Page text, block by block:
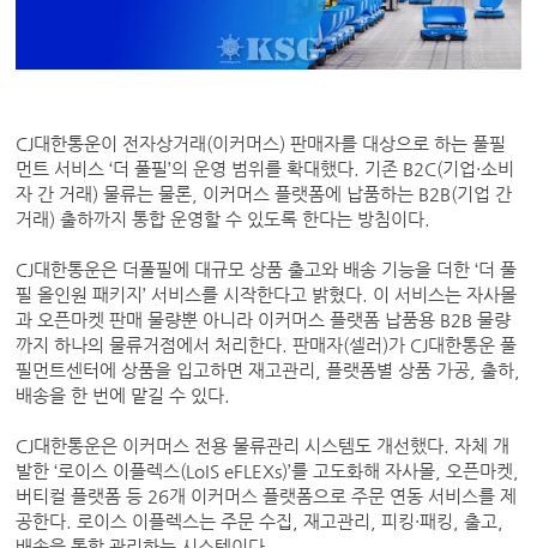
CJ대한통운이 전자상거래(이커머스) 판매자를 대상으로 하는 풀필
먼트 서비스 ‘더 풀필’의 운영 범위를 확대했다. 기존 B2C(기업·소비
자 간 거래) 물류는 물론, 이커머스 플랫폼에 납품하는 B2B(기업 간
거래) 출하까지 통합 운영할 수 있도록 한다는 방침이다.
CJ대한통운은 더풀필에 대규모 상품 출고와 배송 기능을 더한 ‘더 풀
필 올인원 패키지’ 서비스를 시작한다고 밝혔다. 이 서비스는 자사몰
과 오픈마켓 판매 물량뿐 아니라 이커머스 플랫폼 납품용 B2B 물량
까지 하나의 물류거점에서 처리한다. 판매자(셀러)가 CJ대한통운 풀
필먼트센터에 상품을 입고하면 재고관리, 플랫폼별 상품 가공, 출하,
배송을 한 번에 맡길 수 있다.
CJ대한통운은 이커머스 전용 물류관리 시스템도 개선했다. 자체 개
발한 ‘로이스 이플렉스(LoIS eFLEXs)’를 고도화해 자사몰, 오픈마켓,
버티컬 플랫폼 등 26개 이커머스 플랫폼으로 주문 연동 서비스를 제
공한다. 로이스 이플렉스는 주문 수집, 재고관리, 피킹·패킹, 출고,